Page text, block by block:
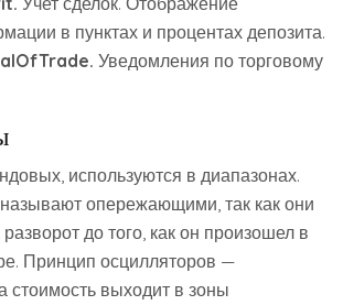
в пунктах и процентах депозита.
Уведомления по торговому
используются в диапазонах.
опережающими, так как они
до того, как он произошел в
Принцип осцилляторов —
стоимость выходит в зоны